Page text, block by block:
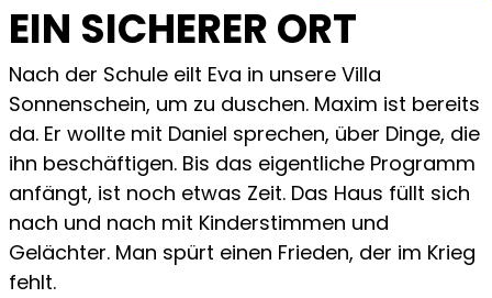
EIN SICHERER ORT
Nach der Schule eilt Eva in unsere Villa
Sonnenschein, um zu duschen. Maxim ist bereits
da. Er wollte mit Daniel sprechen, über Dinge, die
ihn beschäftigen. Bis das eigentliche Programm
anfängt, ist noch etwas Zeit. Das Haus füllt sich
nach und nach mit Kinderstimmen und
Gelächter. Man spürt einen Frieden, der im Krieg
fehlt.